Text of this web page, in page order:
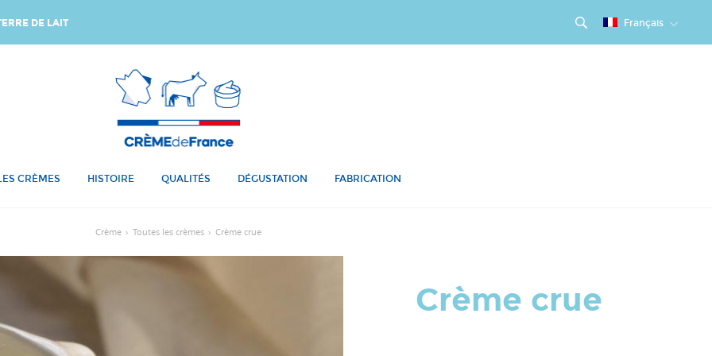
DE LAIT Français
CRÈMES HISTOIRE QUALITÉS DÉGUSTATION FABRICATION
Crème › Toutes les crèmes › Crème crue
Crème crue